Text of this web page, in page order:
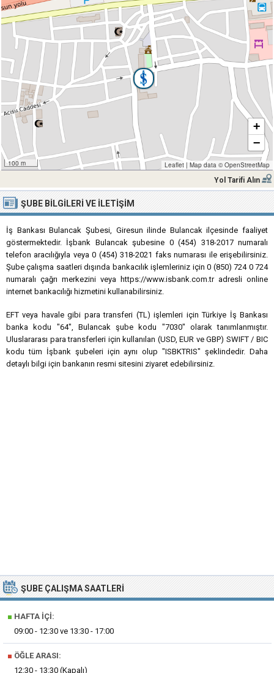
100 m
+
−
Leaflet | Map data © OpenStreetMap
Yol Tarifi Alın
ŞUBE BILGILERI VE İLETIŞIM
İş Bankası Bulancak Şubesi, Giresun ilinde Bulancak ilçesinde faaliyet
göstermektedir. İşbank Bulancak şubesine 0 (454) 318-2017 numaralı
telefon aracılığıyla veya 0 (454) 318-2021 faks numarası ile erişebilirsiniz.
Şube çalışma saatleri dışında bankacılık işlemleriniz için 0 (850) 724 0 724
numaralı çağrı merkezini veya https://www.isbank.com.tr adresli online
internet bankacılığı hizmetini kullanabilirsiniz.
EFT veya havale gibi para transferi (TL) işlemleri için Türkiye İş Bankası
banka kodu "64", Bulancak şube kodu "7030" olarak tanımlanmıştır.
Uluslararası para transferleri için kullanılan (USD, EUR ve GBP) SWIFT / BIC
kodu tüm İşbank şubeleri için aynı olup "ISBKTRIS" şeklindedir. Daha
detaylı bilgi için bankanın resmi sitesini ziyaret edebilirsiniz.
ŞUBE ÇALIŞMA SAATLERI
■ HAFTA İÇI:
09:00 - 12:30 ve 13:30 - 17:00
■ ÖĞLE ARASI:
12:30 - 13:30 (Kapalı)